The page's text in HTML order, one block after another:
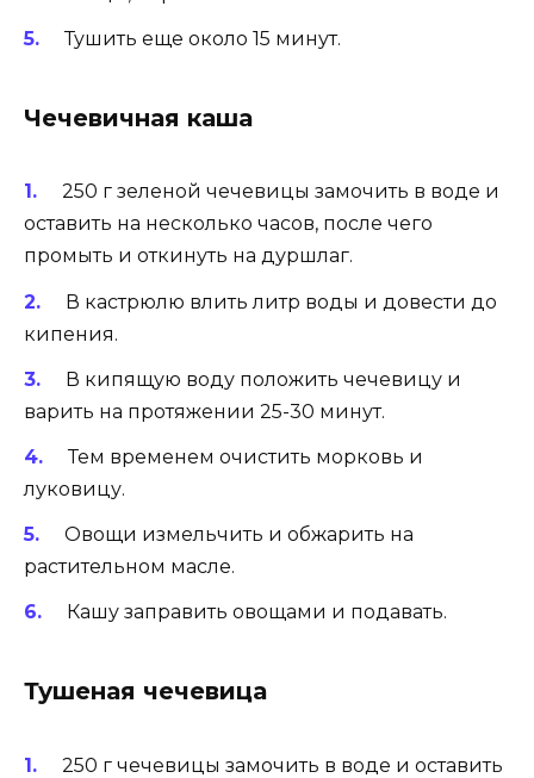
Тушить еще около 15 минут.
Чечевичная каша
250 г зеленой чечевицы замочить в воде и
оставить на несколько часов, после чего
промыть и откинуть на дуршлаг.
В кастрюлю влить литр воды и довести до
кипения.
В кипящую воду положить чечевицу и
варить на протяжении 25-30 минут.
Тем временем очистить морковь и
луковицу.
Овощи измельчить и обжарить на
растительном масле.
Кашу заправить овощами и подавать.
Тушеная чечевица
250 г чечевицы замочить в воде и оставить